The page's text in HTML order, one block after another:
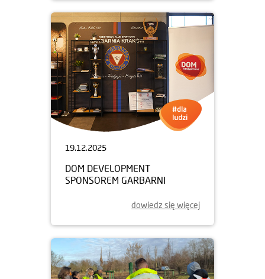
19.12.2025
DOM DEVELOPMENT
SPONSOREM GARBARNI
dowiedz się więcej